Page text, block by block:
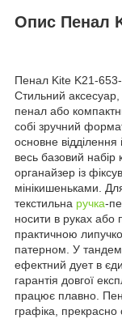
Опис Пенал
Пенал Kite K21-653-
Стильний
пенал або
собі зручний
основне відділення
весь базовий набір
органайзер із
мінікишеньками.
текстильна ручка-
носити в руках або
практичною
патерном. У
ефектний дует в
гарантія довгої
працює плавно.
графіка,